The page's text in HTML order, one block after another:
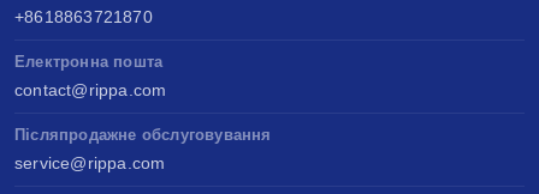
+8618863721870
Електронна пошта
contact@rippa.com
Післяпродажне обслуговування
service@rippa.com